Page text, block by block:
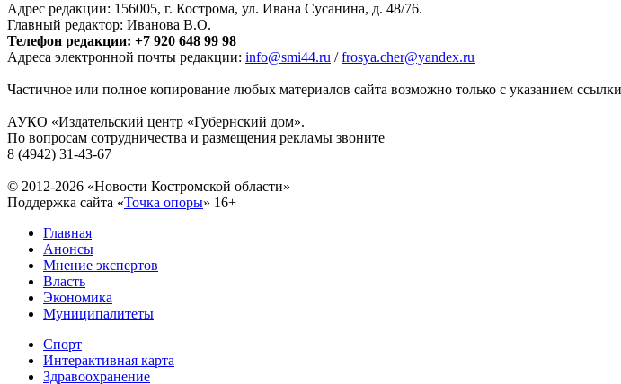
Адрес редакции: 156005, г. Кострома, ул. Ивана Сусанина, д. 48/76.
Главный редактор: Иванова В.О.
Телефон редакции: +7 920 648 99 98
Адреса электронной почты редакции: info@smi44.ru /frosya.cher@yandex.ru
Частичное или полное копирование любых материалов сайта возможно только с указанием
АУКО «Издательский центр «Губернский дом».
По вопросам сотрудничества и размещения рекламы звоните
8 (4942) 31-43-67
© 2012-2026 «Новости Костромской области»
Поддержка сайта «Точка опоры» 16+
Главная
Анонсы
Мнение экспертов
Власть
Экономика
Муниципалитеты
Спорт
Интерактивная карта
Здравоохранение